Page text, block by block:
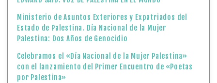
Ministerio de Asuntos Exteriores y Expatriados del
Estado de Palestina. Día Nacional de la Mujer
Palestina: Dos Años de Genocidio
Celebramos el «Día Nacional de la Mujer Palestina»
con el lanzamiento del Primer Encuentro de «Poetas
por Palestina»